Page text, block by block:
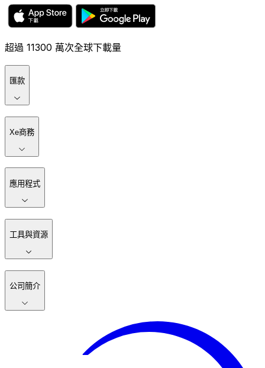
超過 11300 萬次全球下載量
匯款
Xe商務
應用程式
工具與資源
公司簡介